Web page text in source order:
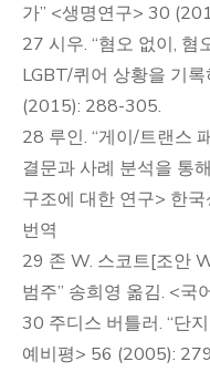
가” <생명연구> 30
27 시우. “혐오 없이, 혐
LGBT/퀴어 상황을 기
(2015): 288-305.
28 루인. “게이/트랜스
결문과 사례 분석을 통
구조에 대한 연구> 한
번역
29 존 W. 스코트[조안
범주” 송희영 옮김. <
30 주디스 버틀러. “단
예비평> 56 (2005):